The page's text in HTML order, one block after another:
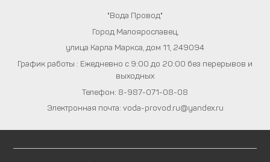
"Вода Провод"
Город Малоярославец
улица Карла Маркса, дом 11, 249094
График работы : Ежедневно с 9:00 до 20:00 без перерывов и
выходных
Телефон: 8-987-071-08-08
Электронная почта: voda-provod.ru@yandex.ru